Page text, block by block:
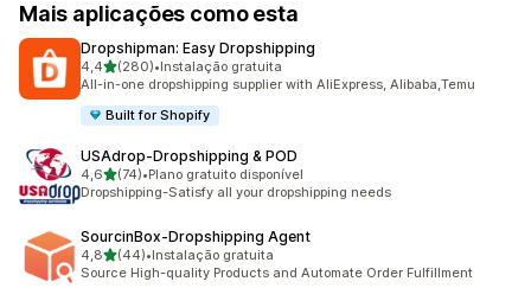
Mais aplicações como esta
Dropshipman: Easy Dropshipping
4,4de 5 estrelas
(280)
280 total de avaliações
•Instalação gratuita
All-in-one dropshipping supplier with AliExpress, Alibaba,Temu
Built for Shopify
USAdrop‑Dropshipping & POD
4,6de 5 estrelas
(74)
74 total de avaliações
•Plano gratuito disponível
Dropshipping-Satisfy all your dropshipping needs
SourcinBox‑Dropshipping Agent
4,8de 5 estrelas
(44)
44 total de avaliações
•Instalação gratuita
Source High-quality Products and Automate Order Fulfillment